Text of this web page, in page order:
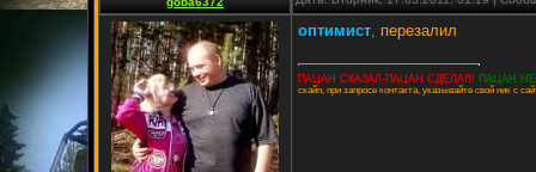
оптимист перезалил
ПАЦАН СКАЗАЛ-ПАЦАН СДЕЛАЛ! ПАЦАН
скайп, при запросе контакта, указывайте свой ник с